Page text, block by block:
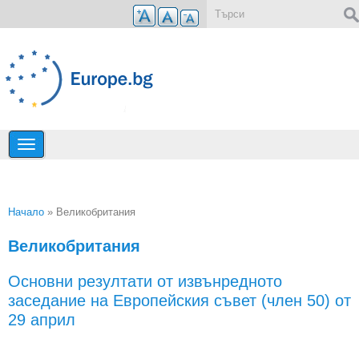
Премини към основното съдържание
Начало » Великобритания
Великобритания
Основни резултати от извънредното
заседание на Европейския съвет (член 50) от
29 април